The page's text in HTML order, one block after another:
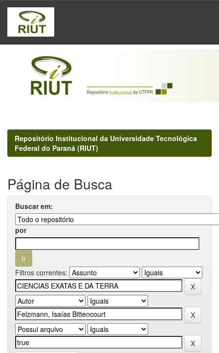
Skip
navigation
Repositório Institucional da Universidade Tecnológica
Federal do Paraná (RIUT)
Página de Busca
Buscar em:
por
Filtros correntes: